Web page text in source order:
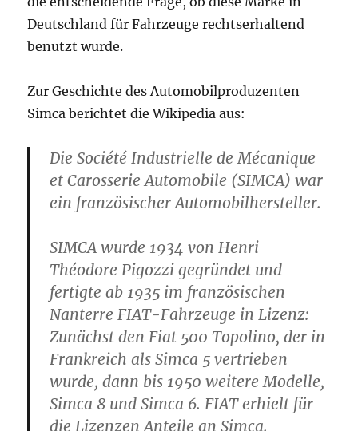
Deutschland für Fahrzeuge rechtserhaltend
benutzt wurde.
Zur Geschichte des Automobilproduzenten
Simca berichtet die Wikipedia aus:
Die Société Industrielle de Mécanique
et Carosserie Automobile (SIMCA) war
ein französischer Automobilhersteller.
SIMCA wurde 1934 von Henri
Théodore Pigozzi gegründet und
fertigte ab 1935 im französischen
Nanterre FIAT-Fahrzeuge in Lizenz:
Zunächst den Fiat 500 Topolino, der in
Frankreich als Simca 5 vertrieben
wurde, dann bis 1950 weitere Modelle,
Simca 8 und Simca 6. FIAT erhielt für
die Lizenzen Anteile an Simca.